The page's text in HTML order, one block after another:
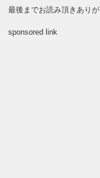
最後までお読み頂きあり
sponsored link